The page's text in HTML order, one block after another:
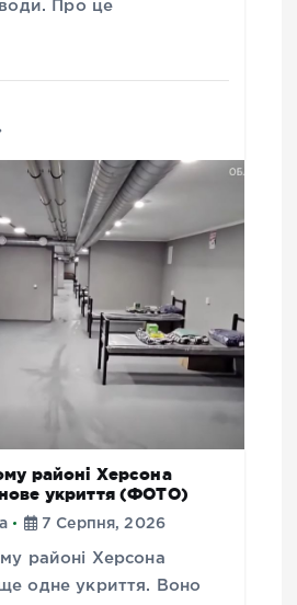
води. Про це
районі Херсона
укриття (ФОТО)
7 Серпня, 2026
районі Херсона
одне укриття. Воно